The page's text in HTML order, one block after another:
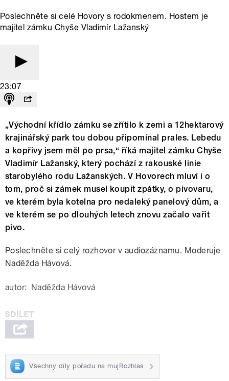
Poslechněte si celé Hovory s rodokmenem. Hostem je
majitel zámku Chyše Vladimír Lažanský
23:07
„Východní křídlo zámku se zřítilo k zemi a 12hektarový
krajinářský park tou dobou připomínal prales. Lebedu
a kopřivy jsem měl po prsa,“ říká majitel zámku Chyše
Vladimír Lažanský, který pochází z rakouské linie
starobylého rodu Lažanských. V Hovorech mluví i o
tom, proč si zámek musel koupit zpátky, o pivovaru,
ve kterém byla kotelna pro nedaleký panelový dům, a
ve kterém se po dlouhých letech znovu začalo vařit
pivo.
Poslechněte si celý rozhovor v audiozáznamu. Moderuje
Naděžda Hávová.
autor: Naděžda Hávová
Všechny díly pořadu na mujRozhlas